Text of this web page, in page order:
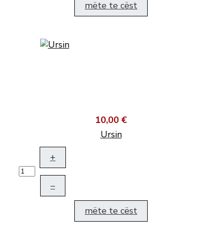
mëte te cëst
10,00 €
Ursin
+
–
mëte te cëst